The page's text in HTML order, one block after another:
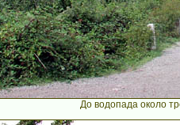
До водопада около